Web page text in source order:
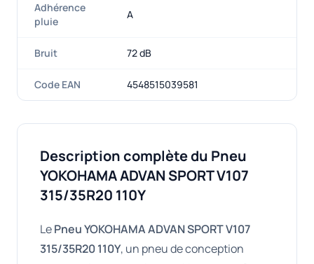
Adhérence
pluie
A
Bruit 72 dB
Code EAN 4548515039581
Description complète du Pneu
YOKOHAMA ADVAN SPORT V107
315/35R20 110Y
LePneu YOKOHAMA ADVAN SPORT V107
315/35R20 110Y, un pneu de conception